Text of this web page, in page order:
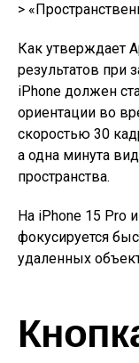
>
Как утверждает
результатов при
iPhone должен
ориентации во
скоростью 30
а одна минута
пространства.
На iPhone 15 Pro‌
фокусируется
удаленных